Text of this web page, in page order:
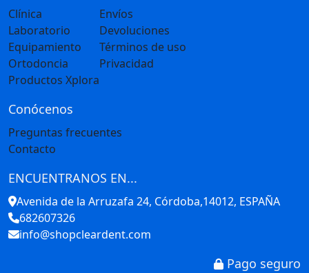
Clínica
Laboratorio
Equipamiento
Ortodoncia
Productos Xplora
Envíos
Devoluciones
Términos de uso
Privacidad
Conócenos
Preguntas frecuentes
Contacto
ENCUENTRANOS EN...
Avenida de la Arruzafa 24, Córdoba,14012, ESPAÑA
682607326
info@shopcleardent.com
Pago seguro